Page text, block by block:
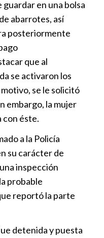
en una bolsa
abarrotes, así
posteriormente
que al
se activaron los
se le solicitó
embargo, la mujer
con éste.
a la Policía
su carácter de
inspección
probable
reportó la parte
detenida y puesta